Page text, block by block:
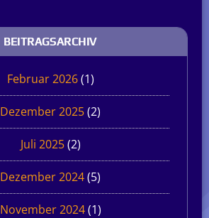
BEITRAGSARCHIV
Februar 2026(1)
Dezember 2025(2)
Juli 2025(2)
Dezember 2024(5)
November 2024(1)